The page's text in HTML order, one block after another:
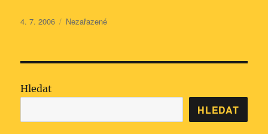
Publikováno:
4. 7. 2006 Rubriky:
Nezařazené
Hledat
HLEDAT